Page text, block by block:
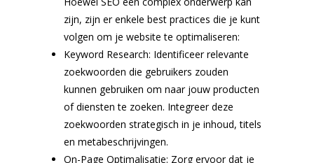
zijn, zijn er enkele best practices die je kunt
volgen om je website te optimaliseren:
Keyword Research: Identificeer relevante
zoekwoorden die gebruikers zouden
kunnen gebruiken om naar jouw producten
of diensten te zoeken. Integreer deze
zoekwoorden strategisch in je inhoud, titels
en metabeschrijvingen.
On-Page Optimalisatie: Zorg ervoor dat je